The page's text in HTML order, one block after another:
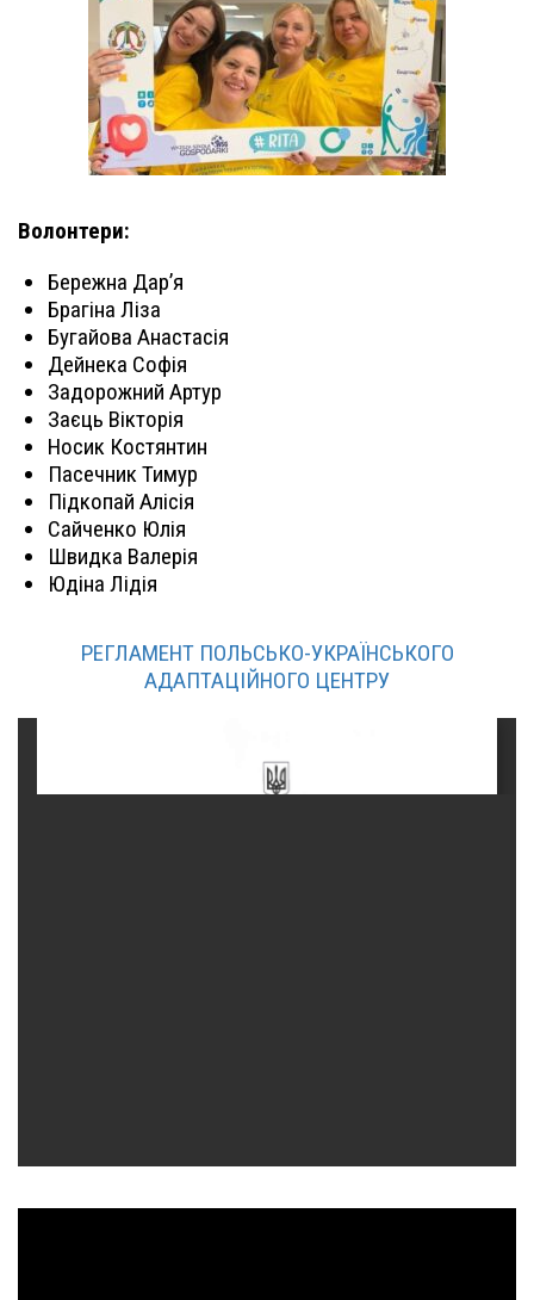
Волонтери:
Бережна Дар’я
Брагіна Ліза
Бугайова Анастасія
Дейнека Софія
Задорожний Артур
Заєць Вікторія
Носик Костянтин
Пасечник Тимур
Підкопай Алісія
Сайченко Юлія
Швидка Валерія
Юдіна Лідія
РЕГЛАМЕНТ ПОЛЬСЬКО-УКРАЇНСЬКОГО
АДАПТАЦІЙНОГО ЦЕНТРУ